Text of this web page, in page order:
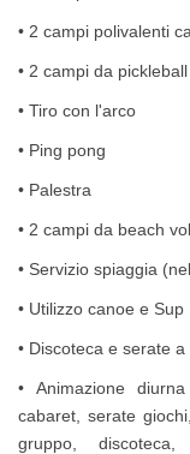
• 2 campi polivalenti
• 2 campi da
• Tiro con l'arco
• Ping pong
• Palestra
• 2 campi da beach
• Servizio spiaggia
• Utilizzo canoe e Sup
• Discoteca e serate a
• Animazione
cabaret, serate
gruppo,